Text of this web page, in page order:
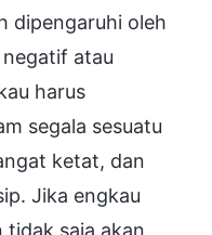
dipengaruhi oleh
atau
harus
segala sesuatu
ketat, dan
Jika engkau
tidak saja akan